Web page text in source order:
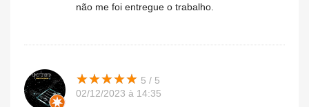
não me foi entregue o trabalho.
★★★★★
★★★★★ 5 / 5
02/12/2023 à 14:35